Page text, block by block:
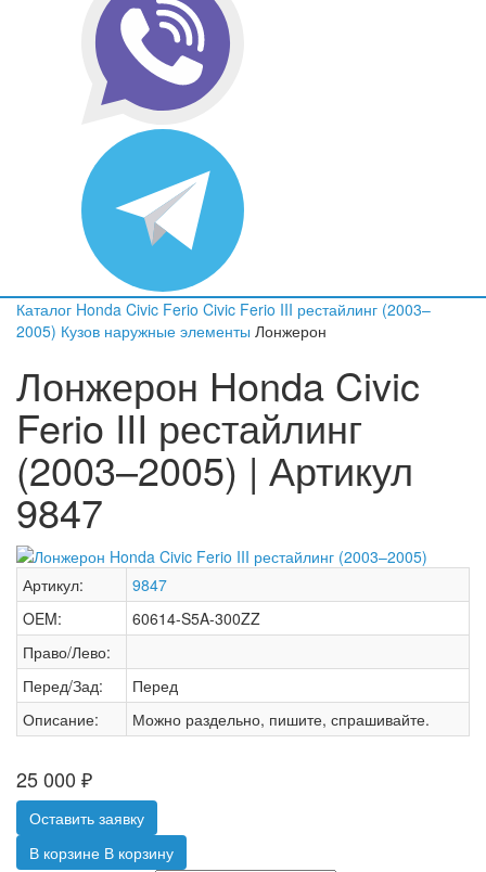
Каталог Honda Civic Ferio Civic Ferio III рестайлинг (2003–
2005) Кузов наружные элементы Лонжерон
Лонжерон Honda Civic
Ferio III рестайлинг
(2003–2005) | Артикул
9847
Артикул:
9847
OEM:
60614-S5A-300ZZ
Право/Лево:
Перед/Зад:
Перед
Описание:
Можно раздельно, пишите, спрашивайте.
25 000 ₽
Оставить заявку
В корзине В корзину